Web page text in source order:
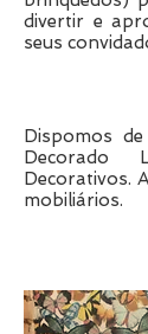
divertir e
seus
Dispomos
Decorado
Decorativos.
mobiliários.